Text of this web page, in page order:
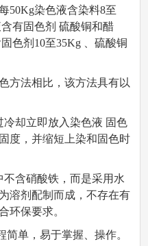
50Kg染色液含染料8至
有固色剂 硫酸铜和醋
色剂10至35Kg 、硫酸铜
法相比，该方法具有以
却立即放入染色液 固色
度，并缩短上染和固色时
含硝酸铁，而是采用水
溶剂配制而成，不存在有
环保要求。
单，易于掌握、操作。